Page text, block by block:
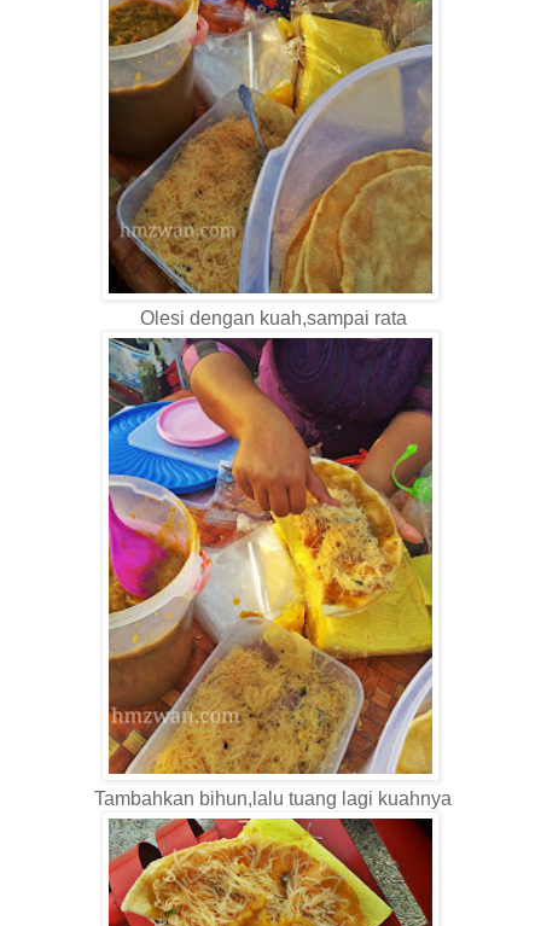
Olesi dengan kuah,sampai rata
Tambahkan bihun,lalu tuang lagi kuahnya